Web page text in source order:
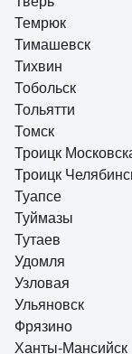
Темрюк
Тимашевск
Тихвин
Тобольск
Тольятти
Томск
Троицк
Троицк
Туапсе
Туймазы
Тутаев
Удомля
Узловая
Ульяновск
Фрязино
Ханты-Мансийск